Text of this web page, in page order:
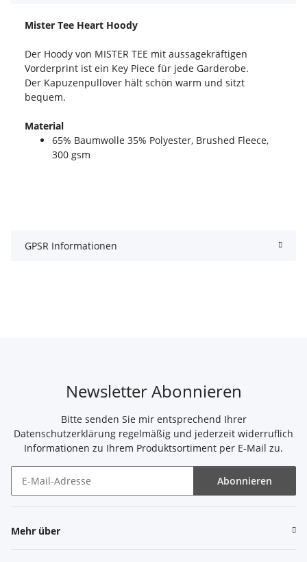
Mister Tee Heart Hoody
Der Hoody von MISTER TEE mit aussagekräftigen
Vorderprint ist ein Key Piece für jede Garderobe.
Der Kapuzenpullover hält schön warm und sitzt
bequem.
Material
65% Baumwolle 35% Polyester, Brushed Fleece,
300 gsm
GPSR Informationen
Newsletter Abonnieren
Bitte senden Sie mir entsprechend Ihrer
Datenschutzerklärung regelmäßig und jederzeit widerruflich
Informationen zu Ihrem Produktsortiment per E-Mail zu.
Abonnieren
Mehr über